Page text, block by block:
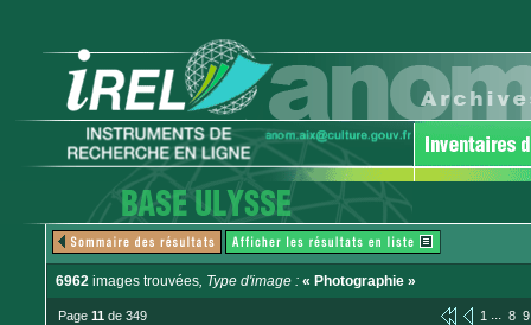
6962 images trouvées, Type d'image : « Photographie »
Page 11 de 349 1 ... 8 9